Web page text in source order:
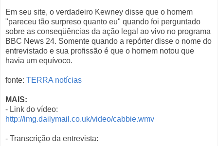
Em seu site, o verdadeiro Kewney disse que o homem
"pareceu tão surpreso quanto eu" quando foi perguntado
sobre as conseqüências da ação legal ao vivo no programa
BBC News 24. Somente quando a repórter disse o nome do
entrevistado e sua profissão é que o homem notou que
havia um equívoco.
fonte: TERRA notícias
MAIS:
- Link do vídeo:
http://img.dailymail.co.uk/video/cabbie.wmv
- Transcrição da entrevista: